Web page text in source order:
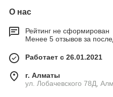
О нас
Рейтинг не сформирован
Менее 5 отзывов за
Работает с 26.01.2021
г. Алматы
ул. Лобачевского 78Д,